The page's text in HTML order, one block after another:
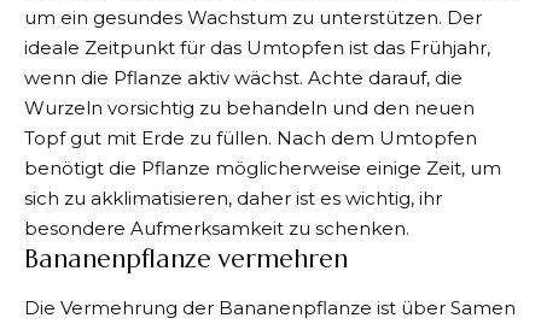
um ein gesundes Wachstum zu unterstützen. Der
ideale Zeitpunkt für das Umtopfen ist das Frühjahr,
wenn die Pflanze aktiv wächst. Achte darauf, die
Wurzeln vorsichtig zu behandeln und den neuen
Topf gut mit Erde zu füllen. Nach dem Umtopfen
benötigt die Pflanze möglicherweise einige Zeit, um
sich zu akklimatisieren, daher ist es wichtig, ihr
besondere Aufmerksamkeit zu schenken.
Bananenpflanze vermehren
Die Vermehrung der Bananenpflanze ist über Samen